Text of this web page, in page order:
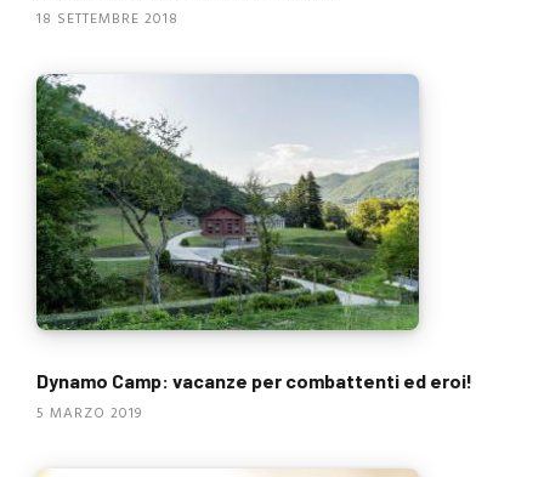
18 SETTEMBRE 2018
Dynamo Camp: vacanze per combattenti ed eroi!
5 MARZO 2019